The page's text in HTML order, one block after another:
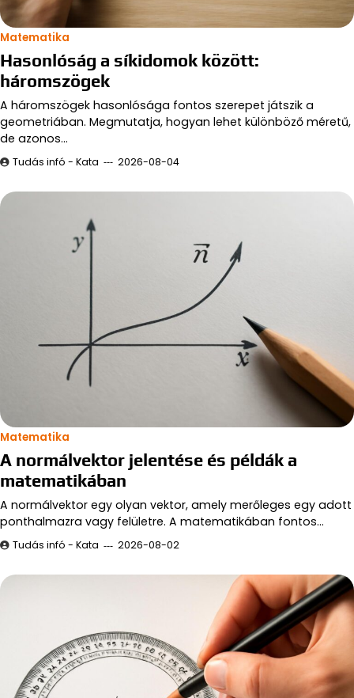
Matematika
Hasonlóság a síkidomok között:
háromszögek
A háromszögek hasonlósága fontos szerepet játszik a
geometriában. Megmutatja, hogyan lehet különböző méretű,
de azonos…
Tudás infó - Kata 2026-08-04
Matematika
A normálvektor jelentése és példák a
matematikában
A normálvektor egy olyan vektor, amely merőleges egy adott
ponthalmazra vagy felületre. A matematikában fontos…
Tudás infó - Kata 2026-08-02